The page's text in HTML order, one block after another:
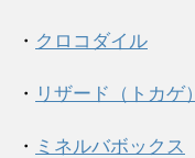
・ クロコダイル
・ リザード（トカゲ）
・ ミネルバボックス